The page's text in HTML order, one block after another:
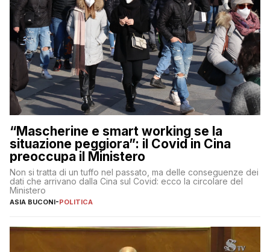
“Mascherine e smart working se la
situazione peggiora”: il Covid in Cina
preoccupa il Ministero
Non si tratta di un tuffo nel passato, ma delle conseguenze dei
dati che arrivano dalla Cina sul Covid: ecco la circolare del
Ministero
ASIA BUCONI-POLITICA